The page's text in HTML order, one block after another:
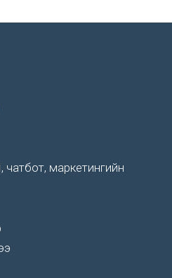
чатбот, маркетингийн